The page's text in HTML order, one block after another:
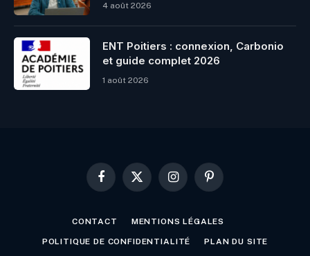
4 août 2026
ENT Poitiers : connexion, Carbonio
et guide complet 2026
1 août 2026
Facebook
X
InstagramPinterest
CONTACT MENTIONS LÉGALES
POLITIQUE DE CONFIDENTIALITÉ PLAN DU SITE